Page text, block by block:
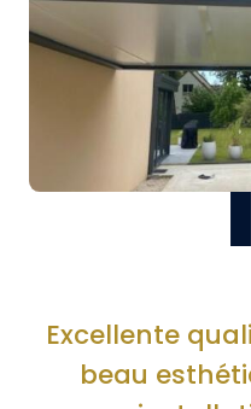
Excellente
beau